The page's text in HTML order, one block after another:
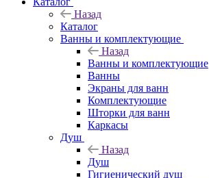
Назад
Каталог
Ванны и комплектующие
Назад
Ванны и комплектующие
Ванны
Экраны для ванн
Комплектующие
Шторки для ванн
Каркасы
Душ
Назад
Душ
Гигиенический душ